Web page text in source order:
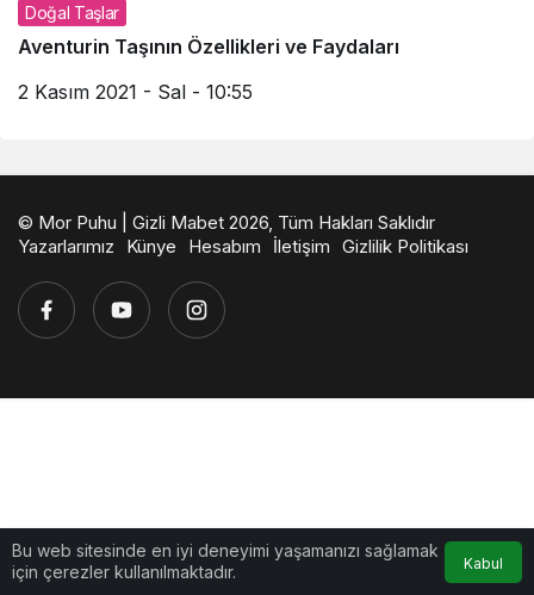
Doğal Taşlar
Aventurin Taşının Özellikleri ve Faydaları
2 Kasım 2021 - Sal - 10:55
Bu web sitesinde en iyi deneyimi yaşamanızı sağlamak
için çerezler kullanılmaktadır.
Kabul
© Mor Puhu | Gizli Mabet 2026, Tüm Hakları Saklıdır
Yazarlarımız
Künye Hesabım İletişim Gizlilik Politikası